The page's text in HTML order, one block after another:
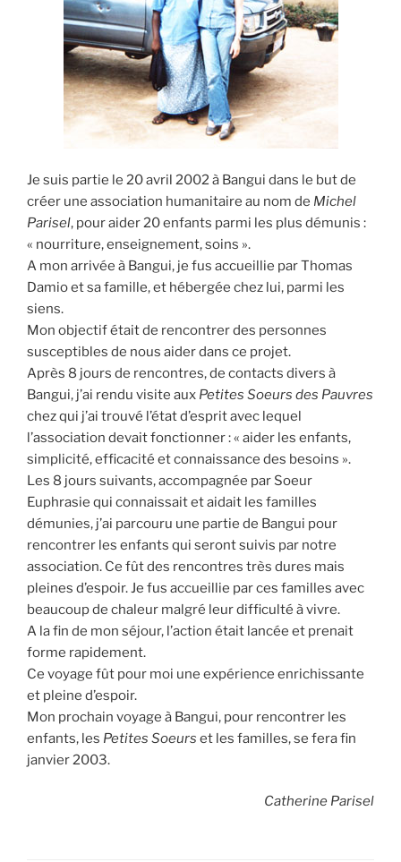
Je suis partie le 20 avril 2002 à Bangui dans le but de
créer une association humanitaire au nom de Michel
Parisel, pour aider 20 enfants parmi les plus démunis :
« nourriture, enseignement, soins ».
A mon arrivée à Bangui, je fus accueillie par Thomas
Damio et sa famille, et hébergée chez lui, parmi les
siens.
Mon objectif était de rencontrer des personnes
susceptibles de nous aider dans ce projet.
Après 8 jours de rencontres, de contacts divers à
Bangui, j’ai rendu visite aux Petites Soeurs des Pauvres
chez qui j’ai trouvé l’état d’esprit avec lequel
l’association devait fonctionner : « aider les enfants,
simplicité, efficacité et connaissance des besoins ».
Les 8 jours suivants, accompagnée par Soeur
Euphrasie qui connaissait et aidait les familles
démunies, j’ai parcouru une partie de Bangui pour
rencontrer les enfants qui seront suivis par notre
association. Ce fût des rencontres très dures mais
pleines d’espoir. Je fus accueillie par ces familles avec
beaucoup de chaleur malgré leur difficulté à vivre.
A la fin de mon séjour, l’action était lancée et prenait
forme rapidement.
Ce voyage fût pour moi une expérience enrichissante
et pleine d’espoir.
Mon prochain voyage à Bangui, pour rencontrer les
enfants, les Petites Soeurs et les familles, se fera fin
janvier 2003.
Catherine Parisel